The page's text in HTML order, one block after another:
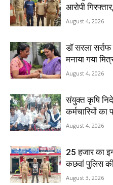
आरोपी
August 4, 2026
डॉ सरला
मनाया गया
August 4, 2026
संयुक्त कृषि
कर्मचारियों का
August 4, 2026
25 हजार का
कछवां पुलिस की
August 3, 2026